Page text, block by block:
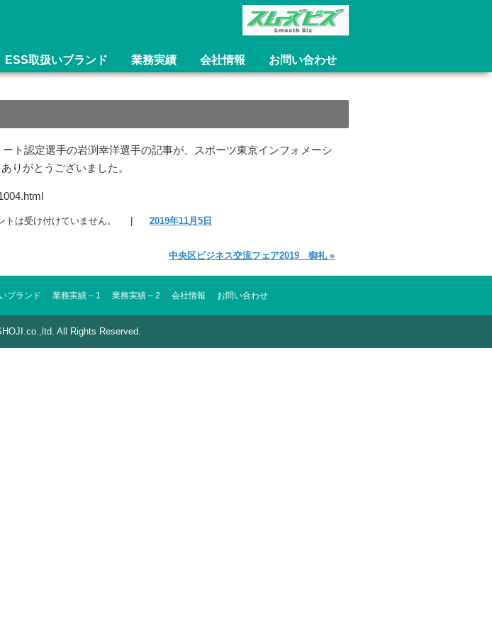
ESS取扱いブランド 業務実績 会社情報 お問い合わせ
ト認定選手の岩渕幸洋選手の記事が、スポーツ東京インフォメーシ
りがとうございました。
トは受け付けていません。 2019年11月5日
中央区ビジネス交流フェア2019 御礼»
ブランド / 業務実績 – 1 / 業務実績 – 2 / 会社情報 / お問い合わせ
All Rights Reserved.